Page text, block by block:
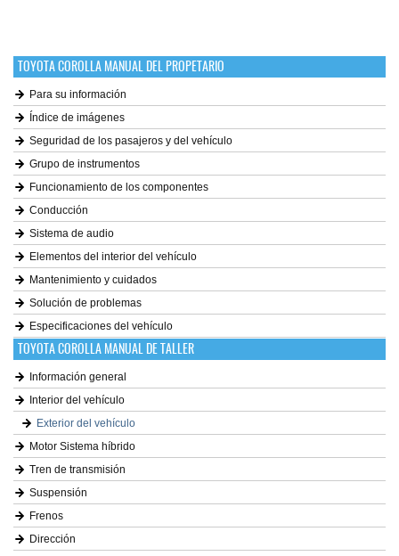
TOYOTA COROLLA MANUAL DEL PROPETARIO
Para su información
Índice de imágenes
Seguridad de los pasajeros y del vehículo
Grupo de instrumentos
Funcionamiento de los componentes
Conducción
Sistema de audio
Elementos del interior del vehículo
Mantenimiento y cuidados
Solución de problemas
Especificaciones del vehículo
TOYOTA COROLLA MANUAL DE TALLER
Información general
Interior del vehículo
Exterior del vehículo
Motor Sistema híbrido
Tren de transmisión
Suspensión
Frenos
Dirección